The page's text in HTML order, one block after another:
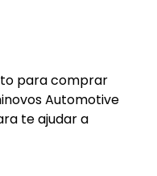
para comprar
Automotive
te ajudar a